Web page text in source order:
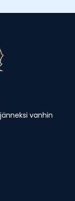
vanhin